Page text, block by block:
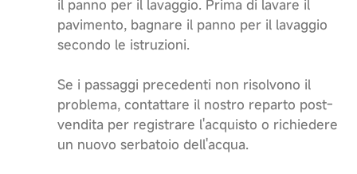
il panno per il lavaggio. Prima di lavare il
pavimento, bagnare il panno per il lavaggio
secondo le istruzioni.
Se i passaggi precedenti non risolvono il
problema, contattare il nostro reparto post-
vendita per registrare l'acquisto o richiedere
un nuovo serbatoio dell'acqua.